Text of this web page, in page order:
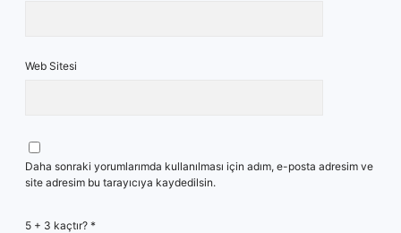
Web Sitesi
Daha sonraki yorumlarımda kullanılması için adım, e-posta adresim ve
site adresim bu tarayıcıya kaydedilsin.
5 + 3 kaçtır? *